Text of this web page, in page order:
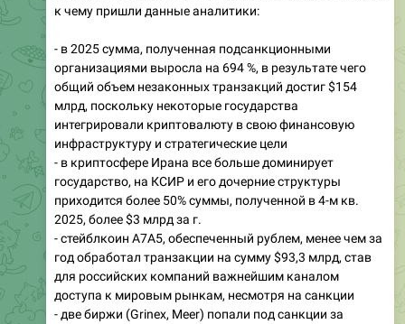
к чему пришли данные аналитики:
- в 2025 сумма, полученная подсанкционными
организациями выросла на 694 %, в результате чего
общий объем незаконных транзакций достиг $154
млрд, поскольку некоторые государства
интегрировали криптовалюту в свою финансовую
инфраструктуру и стратегические цели
- в криптосфере Ирана все больше доминирует
государство, на КСИР и его дочерние структуры
приходится более 50% суммы, полученной в 4-м кв.
2025, более $3 млрд за г.
- стейблкоин A7A5, обеспеченный рублем, менее чем за
год обработал транзакции на сумму $93,3 млрд, став
для российских компаний важнейшим каналом
доступа к мировым рынкам, несмотря на санкции
- две биржи (Grinex, Meer) попали под санкции за